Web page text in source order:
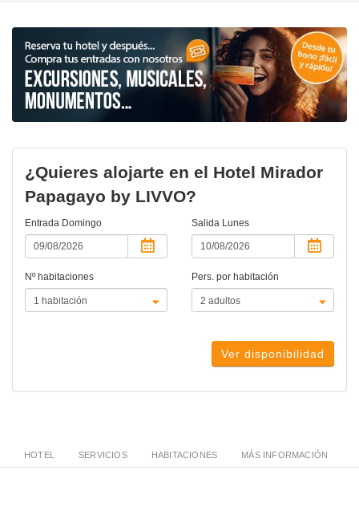
¿Quieres alojarte en el Hotel Mirador
Papagayo by LIVVO?
Entrada Domingo Salida Lunes
Nº habitaciones Pers. por habitación
Ver disponibilidad
HOTEL SERVICIOS HABITACIONES MÁS INFORMACIÓN